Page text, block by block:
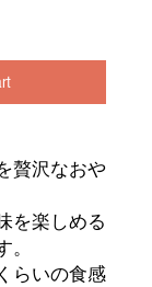
贅沢なおや
を楽しめる
。
らいの食感